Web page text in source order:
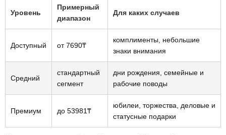
Уровень
Примерный
диапазон
Для каких случаев
Доступный от 7690₸
комплименты, небольшие
знаки внимания
Средний
стандартный
сегмент
дни рождения, семейные и
рабочие поводы
Премиум до 53981₸
юбилеи, торжества, деловые и
статусные подарки